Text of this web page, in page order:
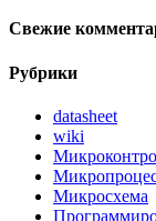
Свежие
Рубрики
datasheet
wiki
Микросхема